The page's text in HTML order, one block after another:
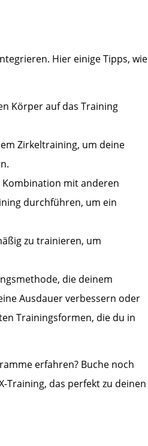
Hier einige Tipps, wie
Körper auf das Training
Zirkeltraining, um deine
Kombination mit anderen
durchführen, um ein
zu trainieren, um
die deinem
Ausdauer verbessern oder
Trainingsformen, die du in
erfahren? Buche noch
Training, das perfekt zu deinen